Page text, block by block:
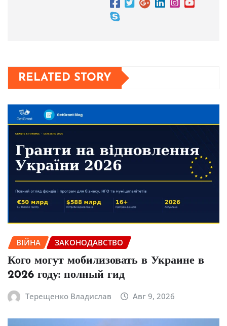
RELATED STORY
ВІЙНА ЗАКОНОДАВСТВО
Кого могут мобилизовать в Украине в
2026 году: полный гид
Терещенко Владислав Авг 9, 2026